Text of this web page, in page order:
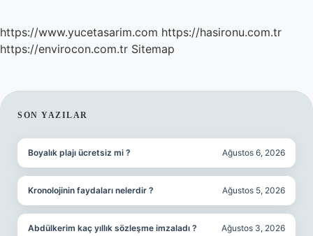
https://www.yucetasarim.com https://hasironu.com.tr
https://envirocon.com.tr Sitemap
SIDEBAR
SON YAZILAR
Boyalık plajı ücretsiz mi ? Ağustos 6, 2026
Kronolojinin faydaları nelerdir ? Ağustos 5, 2026
Abdülkerim kaç yıllık sözleşme imzaladı ? Ağustos 3, 2026